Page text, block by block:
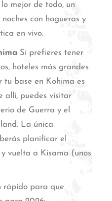
mejor de todo, un
con hogueras y
en vivo.
Si prefieres tener
hoteles más grandes
tu base en Kohima es
allí, puedes visitar
de Guerra y el
La única
planificar el
vuelta a Kisama (unos
rápido para que